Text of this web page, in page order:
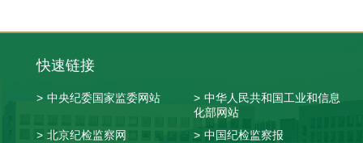
快速链接
> 中央纪委国家监委网站 > 中华人民共和国工业和信息
化部网站
> 北京纪检监察网 > 中国纪检监察报